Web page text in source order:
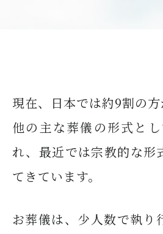
現在、日本では約9割の
他の主な葬儀の形式と
れ、最近では宗教的な
てきています。
お葬儀は、少人数で執